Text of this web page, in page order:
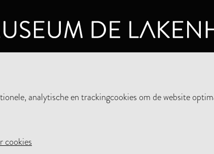
analytische en trackingcookies om de website
cookies